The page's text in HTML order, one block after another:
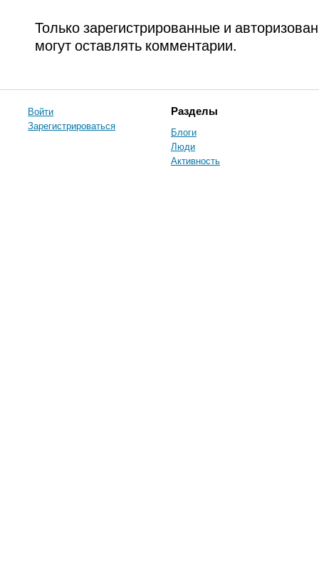
Только зарегистрированные и
могут оставлять комментарии.
Войти
Зарегистрироваться
Разделы
Блоги
Люди
Активность